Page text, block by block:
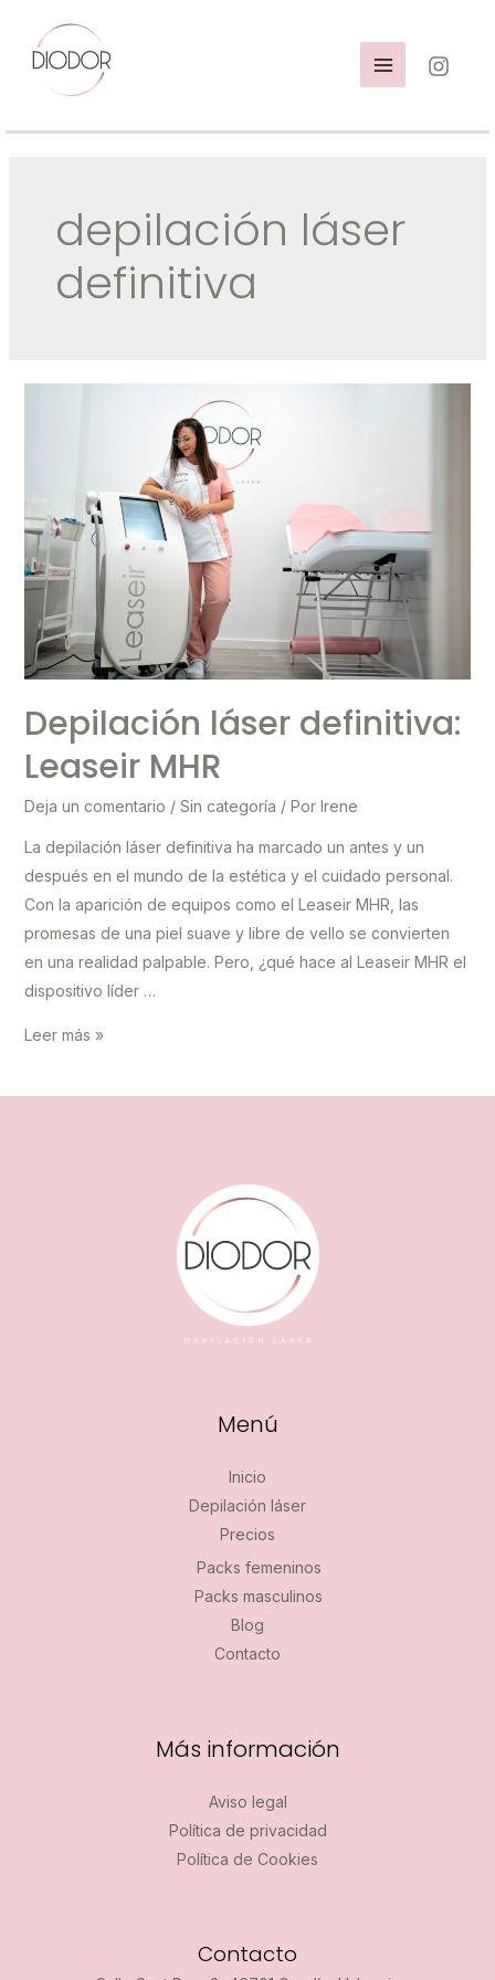
contenido
MAIN
MENU
depilación láser
definitiva
Depilación láser definitiva:
Leaseir MHR
Deja un comentario / Sin categoría / Por Irene
La depilación láser definitiva ha marcado un antes y un
después en el mundo de la estética y el cuidado personal.
Con la aparición de equipos como el Leaseir MHR, las
promesas de una piel suave y libre de vello se convierten
en una realidad palpable. Pero, ¿qué hace al Leaseir MHR el
dispositivo líder …
Depilación
Leer más »
Menú
Inicio
Depilación láser
Precios
Packs femeninos
Packs masculinos
Blog
Contacto
Más información
Aviso legal
Política de privacidad
Política de Cookies
Contacto